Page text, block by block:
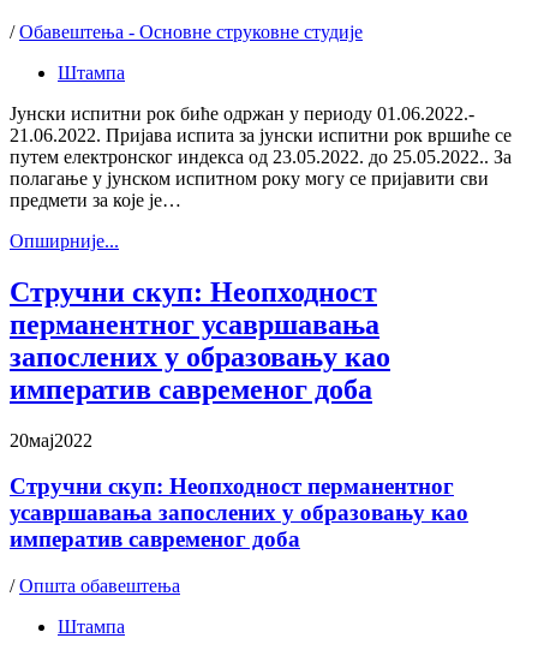
/Обавештења - Основне струковне студије
Штампа
Јунски испитни рок биће одржан у периоду 01.06.2022.-
21.06.2022. Пријава испита за јунски испитни рок вршиће се
путем електронског индекса од 23.05.2022. до 25.05.2022.. За
полагање у јунском испитном року могу се пријавити сви
предмети за које је…
Oпширније...
Стручни скуп: Неопходност
перманентног усавршавања
запослених у образовању као
императив савременог доба
20мај2022
Стручни скуп: Неопходност перманентног
усавршавања запослених у образовању као
императив савременог доба
/Општа обавештења
Штампа